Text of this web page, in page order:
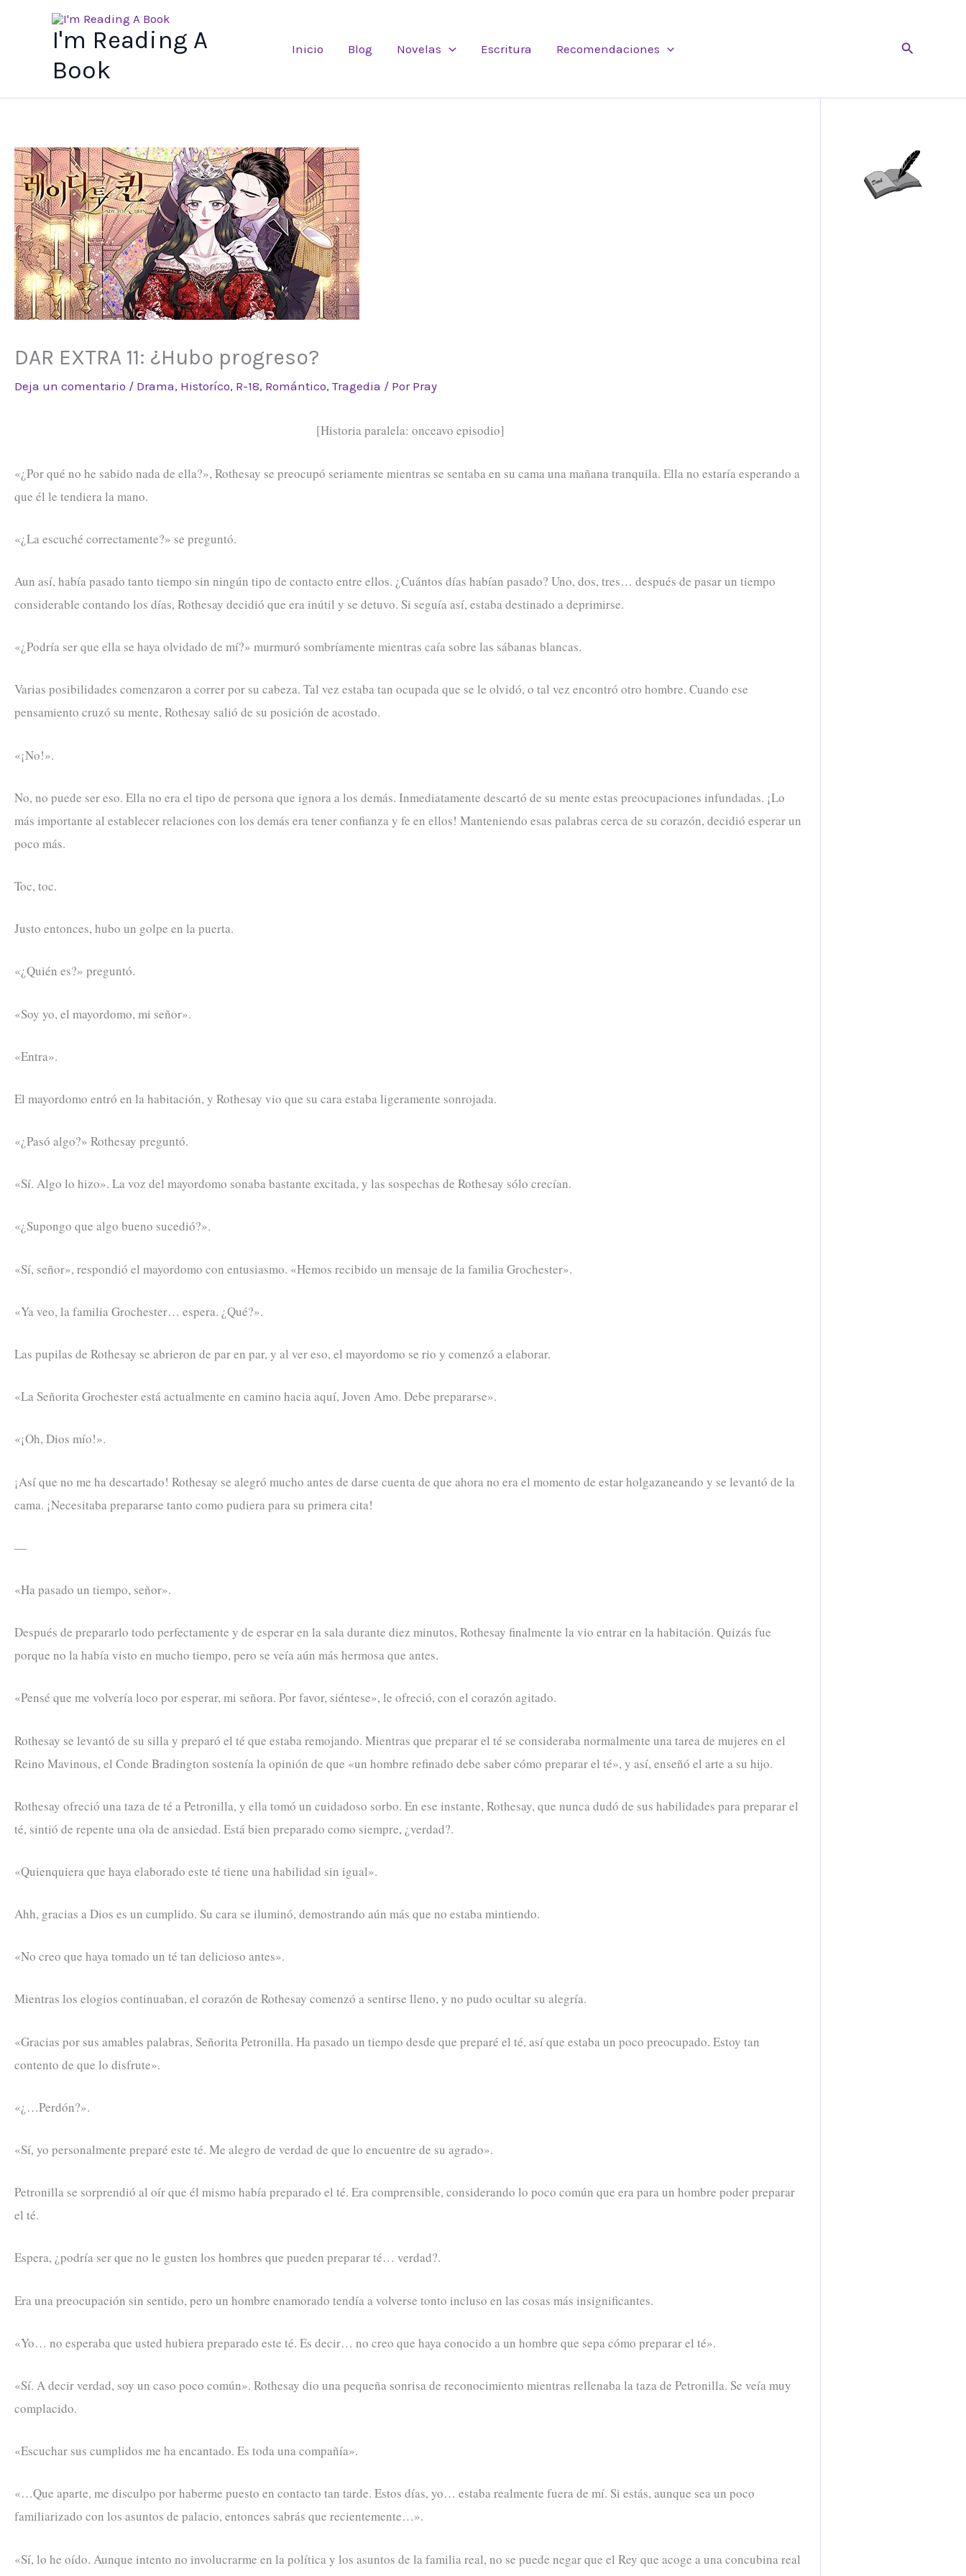
I'm Reading A
Book
Inicio Blog Novelas Escritura Recomendaciones Buscar
DAR EXTRA 11: ¿Hubo progreso?
Deja un comentario / Drama, Historíco, R-18, Romántico, Tragedia / Por Pray
[Historia paralela: onceavo episodio]
«¿Por qué no he sabido nada de ella?», Rothesay se preocupó seriamente mientras se sentaba en su cama una mañana tranquila. Ella no estaría esperando a
que él le tendiera la mano.
«¿La escuché correctamente?» se preguntó.
Aun así, había pasado tanto tiempo sin ningún tipo de contacto entre ellos. ¿Cuántos días habían pasado? Uno, dos, tres… después de pasar un tiempo
considerable contando los días, Rothesay decidió que era inútil y se detuvo. Si seguía así, estaba destinado a deprimirse.
«¿Podría ser que ella se haya olvidado de mí?» murmuró sombríamente mientras caía sobre las sábanas blancas.
Varias posibilidades comenzaron a correr por su cabeza. Tal vez estaba tan ocupada que se le olvidó, o tal vez encontró otro hombre. Cuando ese
pensamiento cruzó su mente, Rothesay salió de su posición de acostado.
«¡No!».
No, no puede ser eso. Ella no era el tipo de persona que ignora a los demás. Inmediatamente descartó de su mente estas preocupaciones infundadas. ¡Lo
más importante al establecer relaciones con los demás era tener confianza y fe en ellos! Manteniendo esas palabras cerca de su corazón, decidió esperar un
poco más.
Toc, toc.
Justo entonces, hubo un golpe en la puerta.
«¿Quién es?» preguntó.
«Soy yo, el mayordomo, mi señor».
«Entra».
El mayordomo entró en la habitación, y Rothesay vio que su cara estaba ligeramente sonrojada.
«¿Pasó algo?» Rothesay preguntó.
«Sí. Algo lo hizo». La voz del mayordomo sonaba bastante excitada, y las sospechas de Rothesay sólo crecían.
«¿Supongo que algo bueno sucedió?».
«Sí, señor», respondió el mayordomo con entusiasmo. «Hemos recibido un mensaje de la familia Grochester».
«Ya veo, la familia Grochester… espera. ¿Qué?».
Las pupilas de Rothesay se abrieron de par en par, y al ver eso, el mayordomo se rio y comenzó a elaborar.
«La Señorita Grochester está actualmente en camino hacia aquí, Joven Amo. Debe prepararse».
«¡Oh, Dios mío!».
¡Así que no me ha descartado! Rothesay se alegró mucho antes de darse cuenta de que ahora no era el momento de estar holgazaneando y se levantó de la
cama. ¡Necesitaba prepararse tanto como pudiera para su primera cita!
—
«Ha pasado un tiempo, señor».
Después de prepararlo todo perfectamente y de esperar en la sala durante diez minutos, Rothesay finalmente la vio entrar en la habitación. Quizás fue
porque no la había visto en mucho tiempo, pero se veía aún más hermosa que antes.
«Pensé que me volvería loco por esperar, mi señora. Por favor, siéntese», le ofreció, con el corazón agitado.
Rothesay se levantó de su silla y preparó el té que estaba remojando. Mientras que preparar el té se consideraba normalmente una tarea de mujeres en el
Reino Mavinous, el Conde Bradington sostenía la opinión de que «un hombre refinado debe saber cómo preparar el té», y así, enseñó el arte a su hijo.
Rothesay ofreció una taza de té a Petronilla, y ella tomó un cuidadoso sorbo. En ese instante, Rothesay, que nunca dudó de sus habilidades para preparar el
té, sintió de repente una ola de ansiedad. Está bien preparado como siempre, ¿verdad?.
«Quienquiera que haya elaborado este té tiene una habilidad sin igual».
Ahh, gracias a Dios es un cumplido. Su cara se iluminó, demostrando aún más que no estaba mintiendo.
«No creo que haya tomado un té tan delicioso antes».
Mientras los elogios continuaban, el corazón de Rothesay comenzó a sentirse lleno, y no pudo ocultar su alegría.
«Gracias por sus amables palabras, Señorita Petronilla. Ha pasado un tiempo desde que preparé el té, así que estaba un poco preocupado. Estoy tan
contento de que lo disfrute».
«¿…Perdón?».
«Sí, yo personalmente preparé este té. Me alegro de verdad de que lo encuentre de su agrado».
Petronilla se sorprendió al oír que él mismo había preparado el té. Era comprensible, considerando lo poco común que era para un hombre poder preparar
el té.
Espera, ¿podría ser que no le gusten los hombres que pueden preparar té… verdad?.
Era una preocupación sin sentido, pero un hombre enamorado tendía a volverse tonto incluso en las cosas más insignificantes.
«Yo… no esperaba que usted hubiera preparado este té. Es decir… no creo que haya conocido a un hombre que sepa cómo preparar el té».
«Sí. A decir verdad, soy un caso poco común». Rothesay dio una pequeña sonrisa de reconocimiento mientras rellenaba la taza de Petronilla. Se veía muy
complacido.
«Escuchar sus cumplidos me ha encantado. Es toda una compañía».
«…Que aparte, me disculpo por haberme puesto en contacto tan tarde. Estos días, yo… estaba realmente fuera de mí. Si estás, aunque sea un poco
familiarizado con los asuntos de palacio, entonces sabrás que recientemente…».
«Sí, lo he oído. Aunque intento no involucrarme en la política y los asuntos de la familia real, no se puede negar que el Rey que acoge a una concubina real